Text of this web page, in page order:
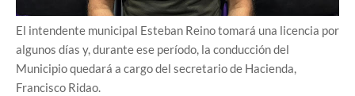
El intendente municipal Esteban Reino tomará una licencia por
algunos días y, durante ese período, la conducción del
Municipio quedará a cargo del secretario de Hacienda,
Francisco Ridao.